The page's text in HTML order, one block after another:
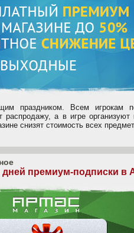
праздником. Всем игрокам
распродажу, а в игре
снизят стоимость всех
дней премиум-подписки в